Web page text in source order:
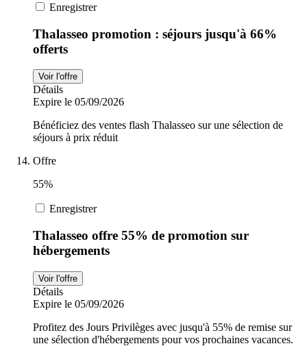
Enregistrer
Thalasseo promotion : séjours jusqu'à 66%
offerts
Voir l'offre
Détails
Expire le 05/09/2026
Bénéficiez des ventes flash Thalasseo sur une sélection de
séjours à prix réduit
Offre
55%
Enregistrer
Thalasseo offre 55% de promotion sur
hébergements
Voir l'offre
Détails
Expire le 05/09/2026
Profitez des Jours Privilèges avec jusqu'à 55% de remise sur
une sélection d'hébergements pour vos prochaines vacances.